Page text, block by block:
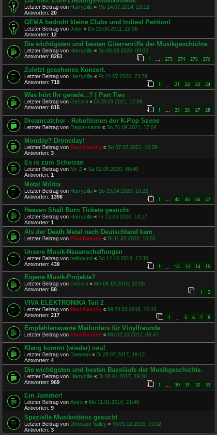
Letzter Beitrag von Harryzilla « Mo 14.07.2014, 13:12
Antworten: 20
GEMA bedroht kleine Clubs und Indies! Petition!
Letzter Beitrag von Jobe « Do 23.06.2011, 22:08
Antworten: 12
Die wichtigsten und besten Gitarrenriffs der Musikgeschichte
Letzter Beitrag von Harryzilla « So 09.08.2026, 08:02
Antworten: 8251 1 … 273 274 275 276
Zuletzt gesehenes Konzert.
Letzter Beitrag von Harryzilla « Fr 24.07.2026, 23:29
Antworten: 719 1 21 22 23 24
Was hört Ihr gerade...? | Part Two
Letzter Beitrag von Gezora « Di 28.09.2021, 12:06
Antworten: 815 1 … 25 26 27 28
Dreamcatcher - Rebellinnen der K-Pop Szene
Letzter Beitrag von Dagon-sama « So 26.09.2021, 17:04
Monday? Droneday!
Letzter Beitrag von Paul Naschy « So 07.02.2021, 10:39
Antworten: 3
Es is zum Scheissn
Letzter Beitrag von Mr. Z « Sa 02.05.2020, 08:46
Antworten: 1
Metal Militia
Letzter Beitrag von Harryzilla « So 19.04.2020, 10:22
Antworten: 1398 1 … 44 45 46 47
Heaven Shall Burn Tickets gesucht
Letzter Beitrag von Harryzilla « Fr 13.03.2020, 14:17
Antworten: 1
Als der Death Metal nach Deutschland kam
Letzter Beitrag von Paul Naschy « Di 11.02.2020, 10:55
Unsere Musik-Neuanschaffungen
Letzter Beitrag von hellbound « So 14.10.2018, 13:30
Antworten: 439 1 12 13 14 15
Eigene Musik-Projekte?
Letzter Beitrag von Gezora « Mo 08.10.2018, 12:09
Antworten: 58 1 2
VIVA ELEKTRONIKA Teil 2
Letzter Beitrag von Paul Naschy « Mi 28.03.2018, 10:46
Antworten: 217 1 5 6 7 8
Empfehlenswerte Mailorders für Vinylfreunde
Letzter Beitrag von Paul Naschy « Mo 02.10.2017, 08:47
Klang kommt (wieder) neu!
Letzter Beitrag von Deewani « Di 25.07.2017, 19:12
Antworten: 4
Die wichtigsten und besten Bassläufe der Musikgeschichte.
Letzter Beitrag von Harryzilla « Di 18.04.2017, 19:30
Antworten: 969 1 30 31 32 33
Ein Jammer!
Letzter Beitrag von Astro « Mo 11.01.2016, 21:46
Antworten: 9
Spezielle Musikvideos gesucht
Letzter Beitrag von Dinosaur Valley « Mi 09.12.2015, 19:02
Antworten: 3